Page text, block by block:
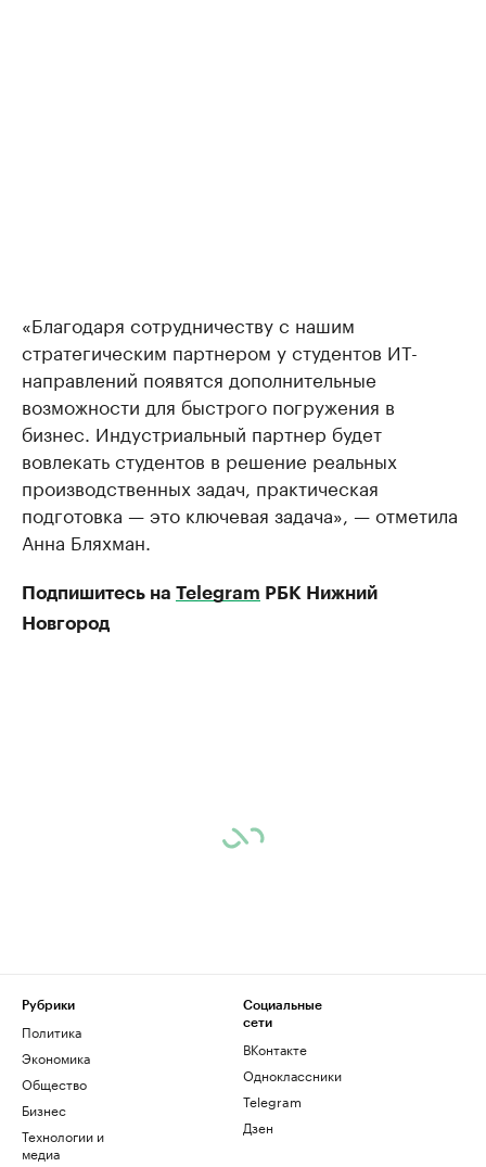
«Благодаря сотрудничеству с нашим
стратегическим партнером у студентов ИТ-
направлений появятся дополнительные
возможности для быстрого погружения в
бизнес. Индустриальный партнер будет
вовлекать студентов в решение реальных
производственных задач, практическая
подготовка — это ключевая задача», — отметила
Анна Бляхман.
Подпишитесь на Telegram РБК Нижний
Новгород
Рубрики
Политика
Экономика
Общество
Бизнес
Технологии и
медиа
Социальные
сети
ВКонтакте
Одноклассники
Telegram
Дзен